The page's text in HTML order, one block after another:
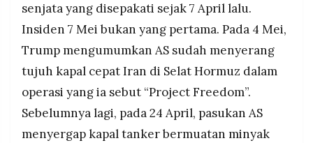
senjata yang disepakati sejak 7 April lalu.
Insiden 7 Mei bukan yang pertama. Pada 4 Mei,
Trump mengumumkan AS sudah menyerang
tujuh kapal cepat Iran di Selat Hormuz dalam
operasi yang ia sebut “Project Freedom”.
Sebelumnya lagi, pada 24 April, pasukan AS
menyergap kapal tanker bermuatan minyak